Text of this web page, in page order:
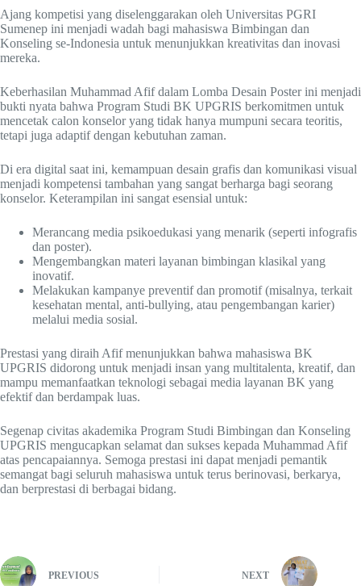
Ajang kompetisi yang diselenggarakan oleh Universitas PGRI
Sumenep ini menjadi wadah bagi mahasiswa Bimbingan dan
Konseling se-Indonesia untuk menunjukkan kreativitas dan inovasi
mereka.
Keberhasilan Muhammad Afif dalam Lomba Desain Poster ini menjadi
bukti nyata bahwa Program Studi BK UPGRIS berkomitmen untuk
mencetak calon konselor yang tidak hanya mumpuni secara teoritis,
tetapi juga adaptif dengan kebutuhan zaman.
Di era digital saat ini, kemampuan desain grafis dan komunikasi visual
menjadi kompetensi tambahan yang sangat berharga bagi seorang
konselor. Keterampilan ini sangat esensial untuk:
Merancang media psikoedukasi yang menarik (seperti infografis
dan poster).
Mengembangkan materi layanan bimbingan klasikal yang
inovatif.
Melakukan kampanye preventif dan promotif (misalnya, terkait
kesehatan mental, anti-bullying, atau pengembangan karier)
melalui media sosial.
Prestasi yang diraih Afif menunjukkan bahwa mahasiswa BK
UPGRIS didorong untuk menjadi insan yang multitalenta, kreatif, dan
mampu memanfaatkan teknologi sebagai media layanan BK yang
efektif dan berdampak luas.
Segenap civitas akademika Program Studi Bimbingan dan Konseling
UPGRIS mengucapkan selamat dan sukses kepada Muhammad Afif
atas pencapaiannya. Semoga prestasi ini dapat menjadi pemantik
semangat bagi seluruh mahasiswa untuk terus berinovasi, berkarya,
dan berprestasi di berbagai bidang.
PREVIOUS NEXT